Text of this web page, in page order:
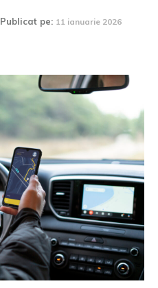
Publicat pe: 11 ianuarie 2026